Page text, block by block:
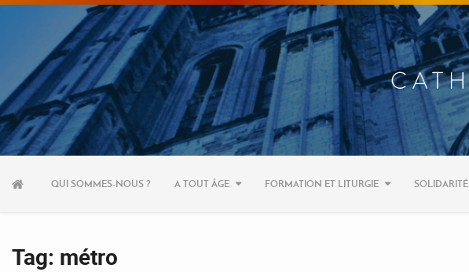
au
contenu
QUI SOMMES-NOUS ? A TOUT ÂGE FORMATION ET LITURGIE SOLIDARITÉ
Tag: métro